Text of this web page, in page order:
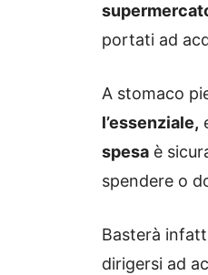
portati ad
A stomaco
l’essenziale,
spesa è
spendere o
Basterà
dirigersi ad